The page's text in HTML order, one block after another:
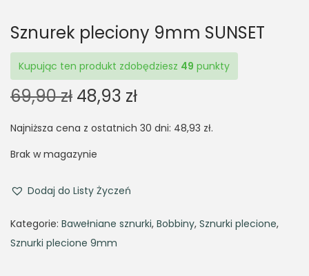
Sznurek pleciony 9mm SUNSET
Kupując ten produkt zdobędziesz 49 punkty
69,90zł O
i
g
n
l
p
48,93 złC
r
p
Najniższa cena z ostatnich 30 dni: 48,93 zł.
Brak w magazynie
Dodaj do Listy Życzeń
Kategorie: Bawełniane sznurki, Bobbiny, Sznurki plecione,
Sznurki plecione 9mm